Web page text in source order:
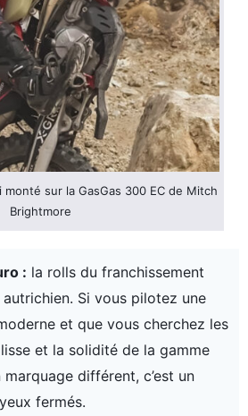
monté sur la GasGas 300 EC de Mitch
Brightmore
: la rolls du franchissement
Si vous pilotez une
et que vous cherchez les
et la solidité de la gamme
différent, c’est un
fermés.